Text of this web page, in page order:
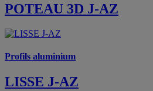
POTEAU 3D J-AZ
Profils aluminium
LISSE J-AZ